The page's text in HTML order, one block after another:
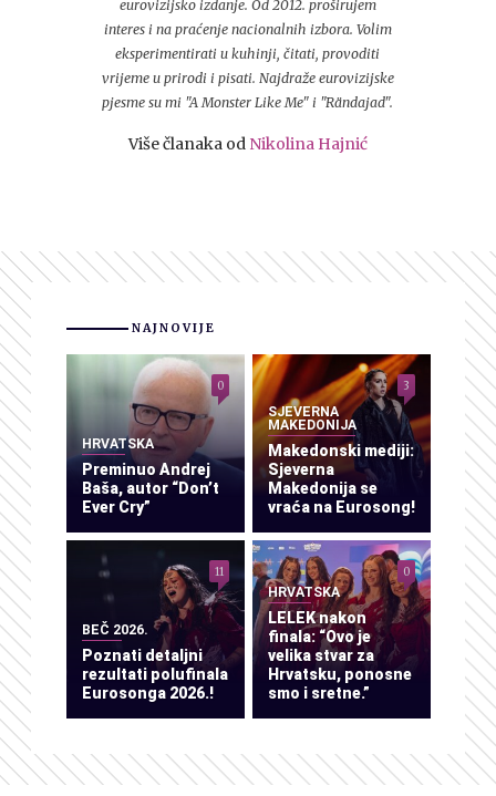
eurovizijsko izdanje. Od 2012. proširujem
interes i na praćenje nacionalnih izbora. Volim
eksperimentirati u kuhinji, čitati, provoditi
vrijeme u prirodi i pisati. Najdraže eurovizijske
pjesme su mi "A Monster Like Me" i "Rändajad".
Više članaka od Nikolina Hajnić
NAJNOVIJE
HRVATSKA
Preminuo Andrej
Baša, autor “Don’t
Ever Cry”
0
SJEVERNA
MAKEDONIJA
Makedonski mediji:
Sjeverna
Makedonija se
vraća na Eurosong!
3
BEČ 2026.
Poznati detaljni
rezultati polufinala
Eurosonga 2026.!
11
HRVATSKA
LELEK nakon
finala: “Ovo je
velika stvar za
Hrvatsku, ponosne
smo i sretne.”
0